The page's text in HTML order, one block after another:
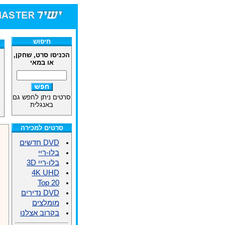
חיפוש
הכניסו סרט, שחקן,
או במאי
סרטים ניתן לחפש גם
באנגלית
סרטים למכירה
DVD חדשים
בלו-ריי
בלו-ריי 3D
4K UHD
Top 20
DVD נדירים
מומלצים
בקרוב אצלנו